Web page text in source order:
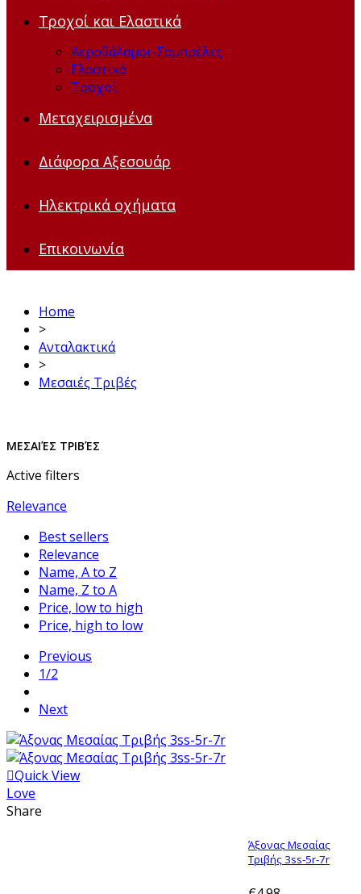
Τροχοί και Ελαστικά
Αεροθάλαμοι-Σαμπρέλες
Ελαστικά
Τροχοί
Μεταχειρισμένα
Διάφορα Αξεσουάρ
Ηλεκτρικά οχήματα
Επικοινωνία
Home
>
Ανταλακτικά
>
Μεσαιές Τριβές
ΜΕΣΑΙΈΣ ΤΡΙΒΈΣ
Active filters
Relevance
Best sellers
Relevance
Name, A to Z
Name, Z to A
Price, low to high
Price, high to low
Previous
1/2
Next
Quick View
Love
Share
Άξονας Μεσαίας
Τριβής 3ss-5r-7r